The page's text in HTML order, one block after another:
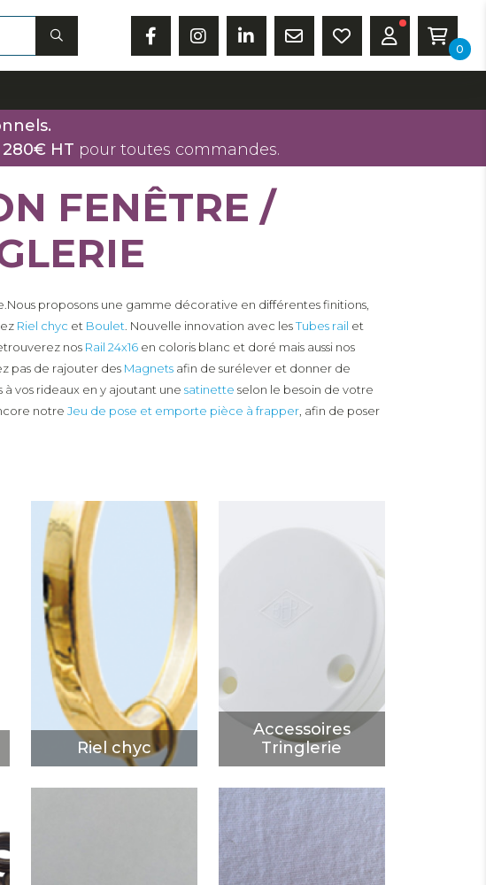
0
280€ HT pour toutes commandes.
FENÊTRE /
proposons une gamme décorative en différentes finitions,
Riel chyc et Boulet . Nouvelle innovation avec lesTubes rail et
nos Rail 24x16 en coloris blanc et doré mais aussi nos
pas de rajouter des Magnets afin de surélever et donner de
à vos rideaux en y ajoutant une satinette selon le besoin de votre
notre Jeu de pose et emporte pièce à frapper , afin de poser
Riel chyc
Riel chyc
DÉCOUVRIR
Accessoires
Tringlerie
DÉCOUVRIR